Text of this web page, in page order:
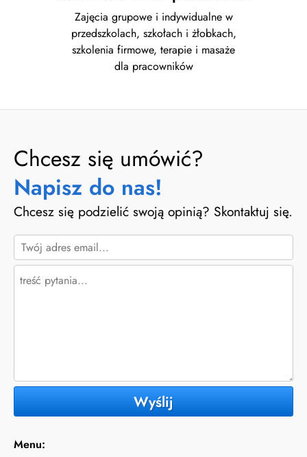
Zajęcia grupowe i indywidualne w
przedszkolach, szkołach i żłobkach,
szkolenia firmowe, terapie i masaże
dla pracowników
Chcesz się umówić?
Napisz do nas!
Chcesz się podzielić swoją opinią? Skontaktuj się.
Wyślij
Menu: